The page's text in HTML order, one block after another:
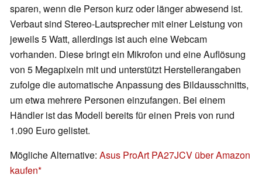
sparen, wenn die Person kurz oder länger abwesend ist.
Verbaut sind Stereo-Lautsprecher mit einer Leistung von
jeweils 5 Watt, allerdings ist auch eine Webcam
vorhanden. Diese bringt ein Mikrofon und eine Auflösung
von 5 Megapixeln mit und unterstützt Herstellerangaben
zufolge die automatische Anpassung des Bildausschnitts,
um etwa mehrere Personen einzufangen. Bei einem
Händler ist das Modell bereits für einen Preis von rund
1.090 Euro gelistet.
Mögliche Alternative: Asus ProArt PA27JCV über Amazon
kaufen